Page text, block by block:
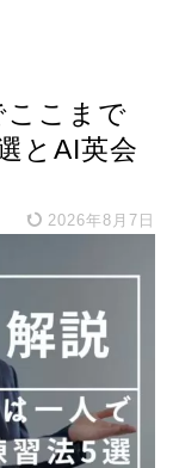
ここまで
とAI英会
2026年8月7日